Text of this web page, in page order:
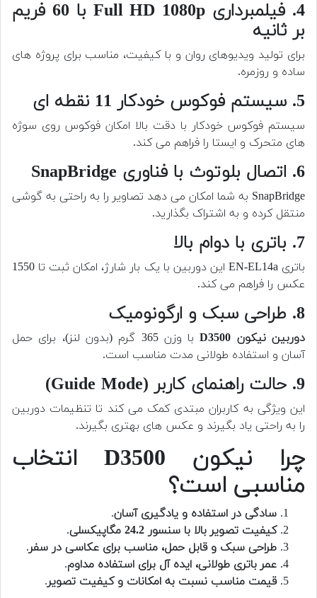
4. فیلمبرداری Full HD 1080p با 60 فریم
بر ثانیه
برای تولید ویدیوهای روان و با کیفیت، مناسب برای پروژه های
ساده و روزمره.
5. سیستم فوکوس خودکار 11 نقطه ای
سیستم فوکوس خودکار با دقت بالا امکان فوکوس روی سوژه
های متحرک و ایستا را فراهم می کند.
6. اتصال بلوتوث با فناوری SnapBridge
SnapBridge به شما امکان می دهد تصاویر را به راحتی به گوشی
منتقل کرده و به اشتراک بگذارید.
7. باتری با دوام بالا
باتری EN-EL14a این دوربین با یک بار شارژ، امکان ثبت تا 1550
عکس را فراهم می کند.
8. طراحی سبک و ارگونومیک
دوربین نیکون D3500
با وزن 365 گرم (بدون لنز)، برای حمل
آسان و استفاده طولانی مدت مناسب است.
9. حالت راهنمای کاربر (Guide Mode)
این ویژگی به کاربران مبتدی کمک می کند تا تنظیمات دوربین
را به راحتی یاد بگیرند و عکس های بهتری بگیرند.
چرا نیکون D3500 انتخاب
مناسبی است؟
سادگی در استفاده و یادگیری آسان.
کیفیت تصویر بالا با سنسور 24.2 مگاپیکسلی
.
طراحی سبک و قابل حمل، مناسب برای عکاسی در سفر.
عمر باتری طولانی، ایده آل برای استفاده مداوم.
قیمت مناسب نسبت به امکانات و کیفیت تصویر.